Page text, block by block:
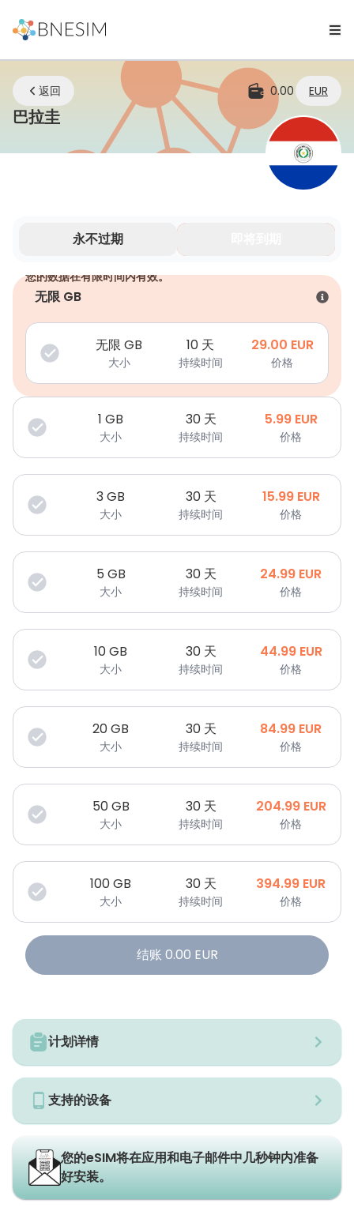
返回 0.00 EUR
巴拉圭eSIM | 无论您身在何处，始终保持连接
永不过期
您的数据在有限时间内有效。
无限 GB
无限 GB
大小
10 天
持续时间
29.00 EUR
价格
1 GB
大小
30 天
持续时间
5.99 EUR
价格
3GB
大小
30 天
持续时间
15.99 EUR
价格
5 GB
大小
30 天
持续时间
24.99 EUR
价格
10GB
大小
30 天
持续时间
44.99 EUR
价格
20GB
大小
30 天
持续时间
84.99 EUR
价格
50GB
大小
30 天
持续时间
204.99 EUR
价格
100GB
大小
30 天
持续时间
394.99 EUR
价格
结账 0.00 EUR
计划详情
支持的设备
您的eSIM将在应用和电子邮件中几秒钟内准备
好安装。